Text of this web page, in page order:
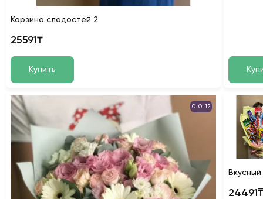
Корзина сладостей 2
25591₸
Купить
0-0-12
24491₸